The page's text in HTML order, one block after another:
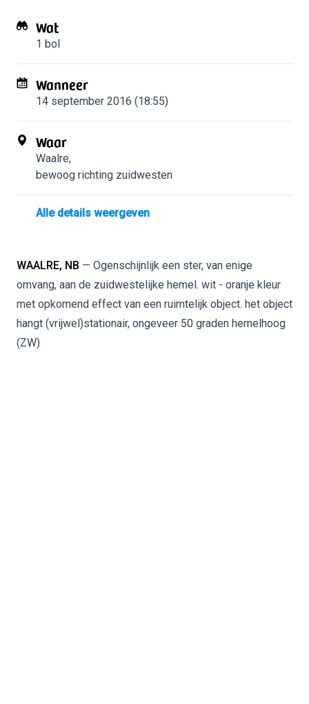
Wat
1 bol
Wanneer
14 september 2016 (18:55)
Waar
Waalre,
bewoog richting zuidwesten
Alle details weergeven
WAALRE, NB — Ogenschijnlijk een ster, van enige
omvang, aan de zuidwestelijke hemel. wit - oranje kleur
met opkomend effect van een ruimtelijk object. het object
hangt (vrijwel)stationair, ongeveer 50 graden hemelhoog
(ZW)